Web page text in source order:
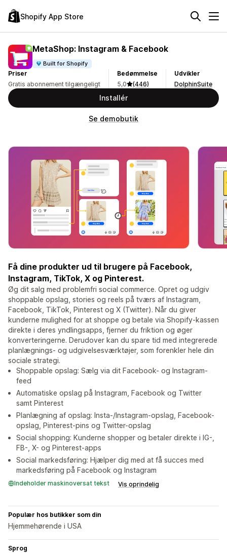
Shopify App Store
MetaShop: Instagram & Facebook
Built for Shopify
Priser
Gratis abonnement tilgængeligt
Bedømmelse
5,0
(446)
Udvikler
DolphinSuite
Installér
Se demobutik
Få dine produkter ud til brugere på Facebook,
Instagram, TikTok, X og Pinterest.
Øg dit salg med problemfri social commerce. Opret og udgiv
shoppable opslag, stories og reels på tværs af Instagram,
Facebook, TikTok, Pinterest og X (Twitter). Når du giver
kunderne mulighed for at shoppe og betale via Shopify-kassen
direkte i deres yndlingsapps, fjerner du friktion og øger
konverteringerne. Derudover kan du spare tid med integrerede
planlægnings- og udgivelsesværktøjer, som forenkler hele din
sociale strategi.
Shoppable opslag: Sælg via dit Facebook- og Instagram-
feed
Automatiske opslag på Instagram, Facebook og Twitter
samt Pinterest
Planlægning af opslag: Insta-/Instagram-opslag, Facebook-
opslag, Pinterest-pins og Twitter-opslag
Social shopping: Kunderne shopper og betaler direkte i IG-,
FB-, X- og Pinterest-apps
Social markedsføring: Hjælper dig med at få succes med
markedsføring på Facebook og Instagram
Indeholder maskinoversat tekst Vis oprindelig
Populær hos butikker som din
Hjemmehørende i USA
Sprog